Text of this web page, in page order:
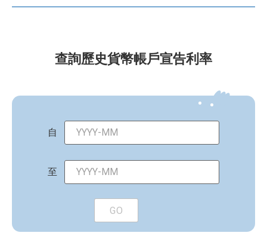
查詢歷史貨幣帳戶宣告利率
自
至
GO